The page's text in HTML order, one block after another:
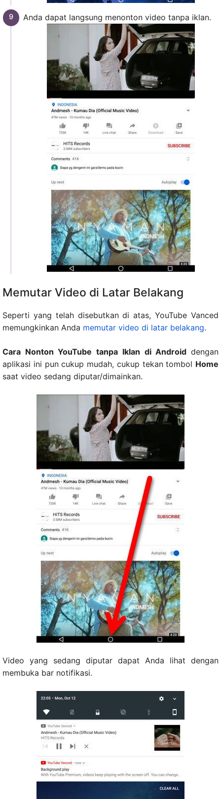
Anda dapat langsung menonton video tanpa iklan.
Memutar Video di Latar Belakang
Seperti yang telah disebutkan di atas, YouTube Vanced
memungkinkan Anda memutar video di latar belakang.
Cara Nonton YouTube tanpa Iklan di Android dengan
aplikasi ini pun cukup mudah, cukup tekan tombol Home
saat video sedang diputar/dimainkan.
Video yang sedang diputar dapat Anda lihat dengan
membuka bar notifikasi.